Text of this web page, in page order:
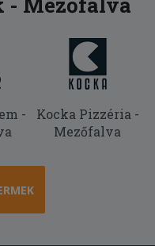
a
üresen küldték
Sok
az
-
Kocka Pizzéria -
Mezőfalva